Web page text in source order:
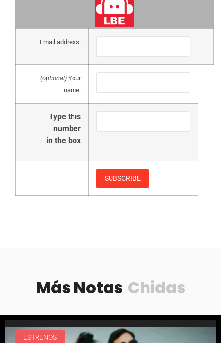
Email address:
(optional) Your
name:
Type this
number
in the box
Más Notas Chidas
ESTRENOS